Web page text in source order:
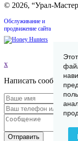
© 2026, “Урал-
Обслуживание и
продвижение сайта
x
Написать сообщение
Отправить